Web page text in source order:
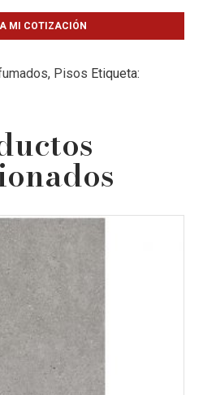
MI COTIZACIÓN
, Pisos Etiqueta: